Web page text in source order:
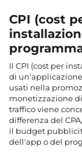
CPI (cost
Il CPI (cost per
di
usati nella
monetizzazione
traffico viene
differenza del
il budget
dell'app o del